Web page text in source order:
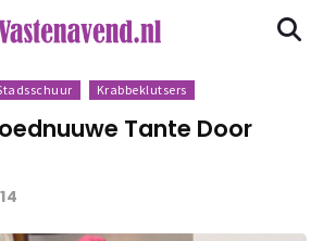
Krabbeklutsers
Tante Door